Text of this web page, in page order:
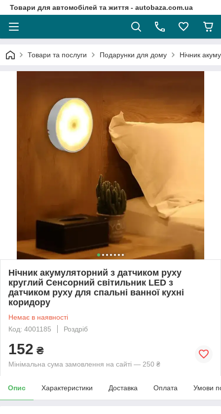
Товари для автомобілей та життя - autobaza.com.ua
Товари та послуги Подарунки для дому Нічник
Нічник акумуляторний з датчиком руху
круглий Сенсорний світильник LED з
датчиком руху для спальні ванної кухні
коридору
Немає в наявності
Код: 4001185
Роздріб
152 ₴
Мінімальна сума замовлення на сайті — 250 ₴
Опис Характеристики Доставка Оплата Умови